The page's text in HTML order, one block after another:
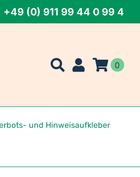
+49 (0) 911 99 44 0 99 4
0
und Hinweisaufkleber